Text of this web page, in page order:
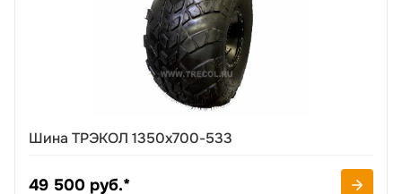
Шина ТРЭКОЛ 1350х700-533
49 500 руб.*